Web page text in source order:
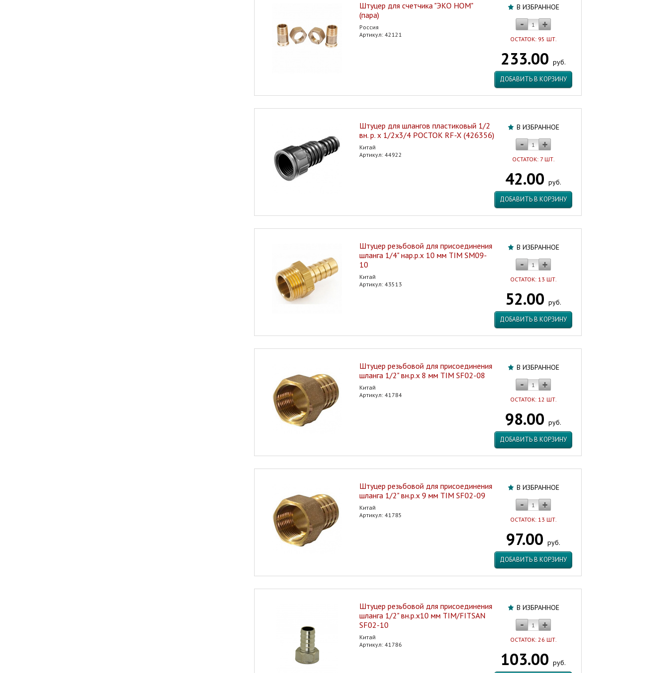
В ИЗБРАННОЕ
ОСТАТОК: 95 ШТ.
233.00 руб.
ДОБАВИТЬ В КОРЗИНУ
Штуцер для счетчика "ЭКО НОМ"
(пара)
Россия
Артикул: 42121
В ИЗБРАННОЕ
ОСТАТОК: 7 ШТ.
42.00 руб.
ДОБАВИТЬ В КОРЗИНУ
Штуцер для шлангов пластиковый 1/2
вн. р. х 1/2х3/4 РОСТОК RF-X (426356)
Китай
Артикул: 44922
В ИЗБРАННОЕ
ОСТАТОК: 13 ШТ.
52.00 руб.
ДОБАВИТЬ В КОРЗИНУ
Штуцер резьбовой для присоединения
шланга 1/4" нар.р.х 10 мм TIM SM09-
10
Китай
Артикул: 43513
В ИЗБРАННОЕ
ОСТАТОК: 12 ШТ.
98.00 руб.
ДОБАВИТЬ В КОРЗИНУ
Штуцер резьбовой для присоединения
шланга 1/2" вн.р.х 8 мм TIM SF02-08
Китай
Артикул: 41784
В ИЗБРАННОЕ
ОСТАТОК: 13 ШТ.
97.00 руб.
ДОБАВИТЬ В КОРЗИНУ
Штуцер резьбовой для присоединения
шланга 1/2" вн.р.х 9 мм TIM SF02-09
Китай
Артикул: 41785
В ИЗБРАННОЕ
ОСТАТОК: 26 ШТ.
103.00 руб.
Штуцер резьбовой для присоединения
шланга 1/2" вн.р.х10 мм TIM/FITSAN
SF02-10
Китай
Артикул: 41786